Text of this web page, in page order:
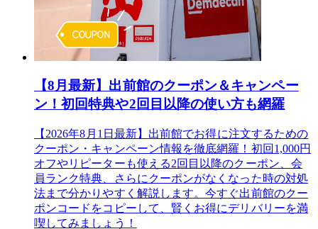
【8月最新】出前館のクーポン＆キャンペー
ン！初回特典や2回目以降の使い方も網羅
【2026年8月1日最新】出前館でお得に注文するための
クーポン・キャンペーン情報を徹底網羅！初回1,000円
オフやリピーターも使える2回目以降のクーポン、会
員ランク特典、さらにクーポンがなくなった時の対処
法まで分かりやすく解説します。今すぐ出前館のクー
ポンコードをコピーして、賢くお得にデリバリーを満
喫してみましょう！